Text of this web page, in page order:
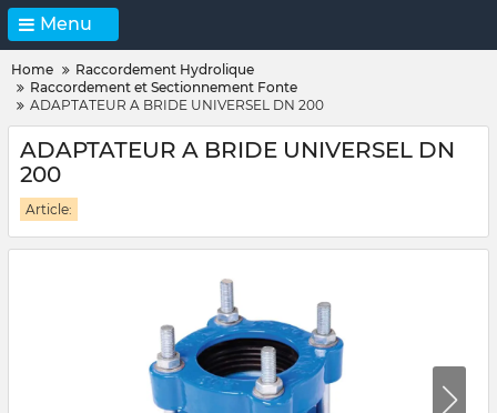
Menu
Home
Raccordement Hydrolique
Raccordement et Sectionnement Fonte
ADAPTATEUR A BRIDE UNIVERSEL DN 200
ADAPTATEUR A BRIDE UNIVERSEL DN
200
Article: